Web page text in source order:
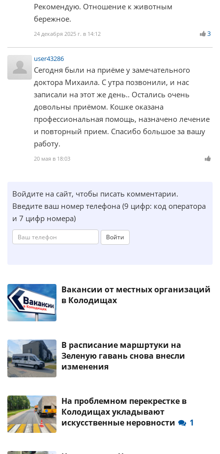
Рекомендую. Отношение к животным
бережное.
24 декабря 2025 г. в 14:12 3
user43286
Сегодня были на приёме у замечательного
доктора Михаила. С утра позвонили, и нас
записали на этот же день.. Остались очень
довольны приёмом. Кошке оказана
профессиональная помощь, назначено лечение
и повторный прием. Спасибо большое за вашу
работу.
20 мая в 18:03
Войдите на сайт, чтобы писать комментарии.
Введите ваш номер телефона (9 цифр: код оператора
и 7 цифр номера)
Войти
Вакансии от местных организаций
в Колодищах
В расписание маршртуки на
Зеленую гавань снова внесли
изменения
На проблемном перекрестке в
Колодищах укладывают
искусственные неровности
1